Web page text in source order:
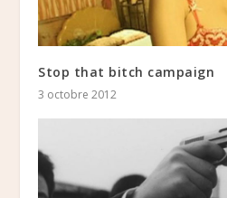
Stop that bitch campaign
3 octobre 2012